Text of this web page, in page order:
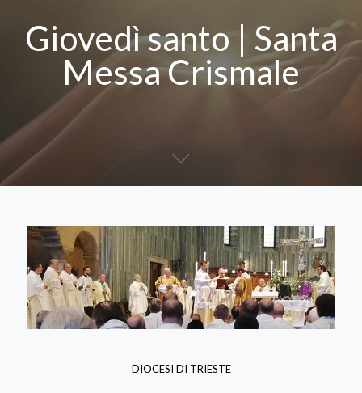
Giovedì santo | Santa
Messa Crismale
DIOCESI DI TRIESTE